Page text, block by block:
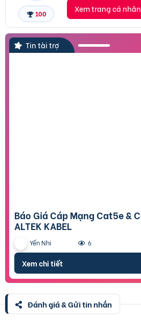
100
Xem trang cá nhân
Tin tài trợ
Báo Giá Cáp Mạng Cat5e & Cat6 Chống Nhiễu
ALTEK KABEL
Yến Nhi 6
Xem chi tiết
Đánh giá & Gửi tin nhắn